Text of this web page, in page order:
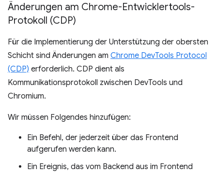
Änderungen am Chrome-Entwicklertools-
Protokoll (CDP)
Für die Implementierung der Unterstützung der obersten
Schicht sind Änderungen am Chrome DevTools Protocol
(CDP) erforderlich. CDP dient als
Kommunikationsprotokoll zwischen DevTools und
Chromium.
Wir müssen Folgendes hinzufügen:
Ein Befehl, der jederzeit über das Frontend
aufgerufen werden kann.
Ein Ereignis, das vom Backend aus im Frontend